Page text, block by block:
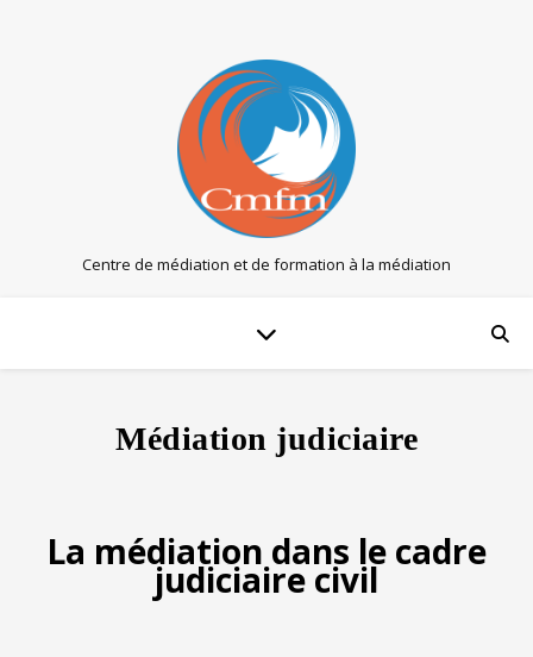
Centre de médiation et de formation à la médiation
Médiation judiciaire
La médiation dans le cadre
judiciaire civil